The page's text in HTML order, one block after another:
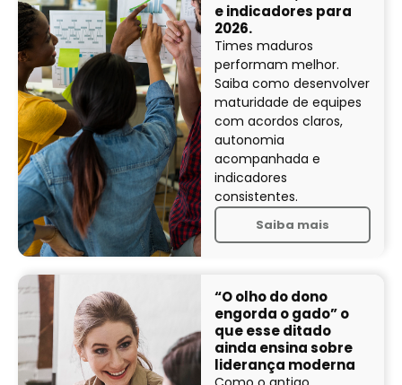
e indicadores para
2026.
Times maduros
performam melhor.
Saiba como desenvolver
maturidade de equipes
com acordos claros,
autonomia
acompanhada e
indicadores
consistentes.
Saiba mais
“O olho do dono
engorda o gado” o
que esse ditado
ainda ensina sobre
liderança moderna